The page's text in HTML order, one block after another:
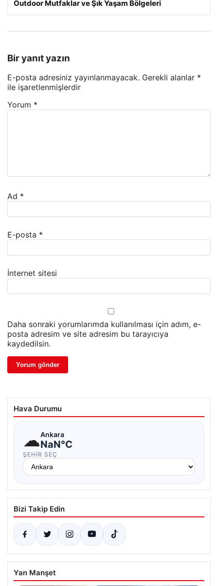
Outdoor Mutfaklar ve Şık Yaşam Bölgeleri
Bir yanıt yazın
E-posta adresiniz yayınlanmayacak. Gerekli alanlar *
ile işaretlenmişlerdir
Yorum *
Ad *
E-posta *
İnternet sitesi
Daha sonraki yorumlarımda kullanılması için adım, e-
posta adresim ve site adresim bu tarayıcıya
kaydedilsin.
Hava Durumu
☁Ankara
NaN°C
ŞEHIR SEÇ
Bizi Takip Edin
Yan Manşet